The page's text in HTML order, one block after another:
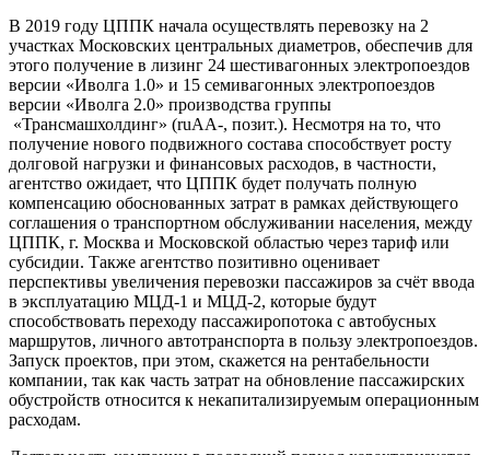
В 2019 году ЦППК начала осуществлять перевозку на 2
участках Московских центральных диаметров, обеспечив для
этого получение в лизинг 24 шестивагонных электропоездов
версии «Иволга 1.0» и 15 семивагонных электропоездов
версии «Иволга 2.0» производства группы
«Трансмашхолдинг» (ruAA-, позит.). Несмотря на то, что
получение нового подвижного состава способствует росту
долговой нагрузки и финансовых расходов, в частности,
агентство ожидает, что ЦППК будет получать полную
компенсацию обоснованных затрат в рамках действующего
соглашения о транспортном обслуживании населения, между
ЦППК, г. Москва и Московской областью через тариф или
субсидии. Также агентство позитивно оценивает
перспективы увеличения перевозки пассажиров за счёт ввода
в эксплуатацию МЦД-1 и МЦД-2, которые будут
способствовать переходу пассажиропотока с автобусных
маршрутов, личного автотранспорта в пользу электропоездов.
Запуск проектов, при этом, скажется на рентабельности
компании, так как часть затрат на обновление пассажирских
обустройств относится к некапитализируемым операционным
расходам.